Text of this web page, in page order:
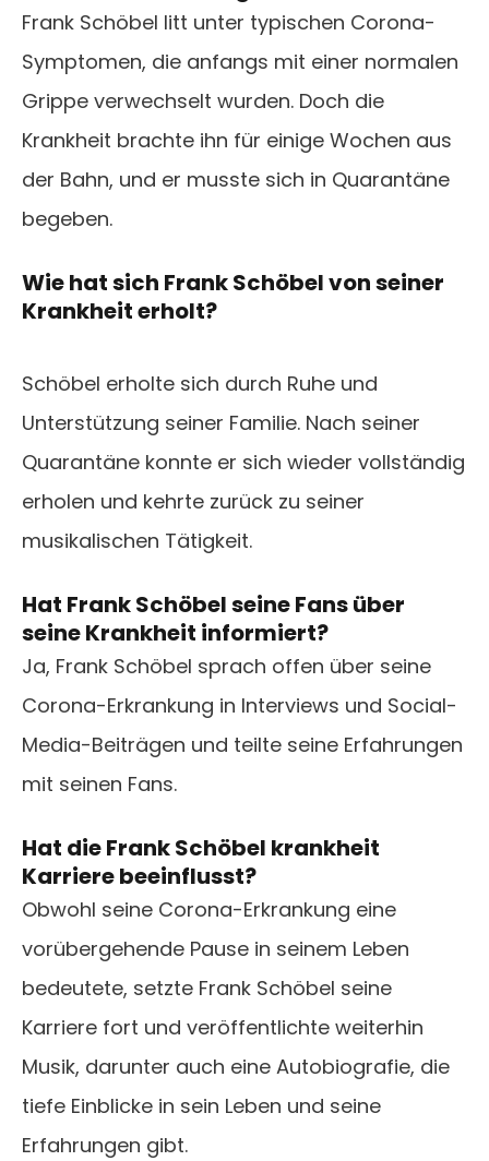
Frank Schöbel litt unter typischen Corona-
Symptomen, die anfangs mit einer normalen
Grippe verwechselt wurden. Doch die
Krankheit brachte ihn für einige Wochen aus
der Bahn, und er musste sich in Quarantäne
begeben.
Wie hat sich Frank Schöbel von seiner
Krankheit erholt?
Schöbel erholte sich durch Ruhe und
Unterstützung seiner Familie. Nach seiner
Quarantäne konnte er sich wieder vollständig
erholen und kehrte zurück zu seiner
musikalischen Tätigkeit.
Hat Frank Schöbel seine Fans über
seine Krankheit informiert?
Ja, Frank Schöbel sprach offen über seine
Corona-Erkrankung in Interviews und Social-
Media-Beiträgen und teilte seine Erfahrungen
mit seinen Fans.
Hat die Frank Schöbel krankheit
Karriere beeinflusst?
Obwohl seine Corona-Erkrankung eine
vorübergehende Pause in seinem Leben
bedeutete, setzte Frank Schöbel seine
Karriere fort und veröffentlichte weiterhin
Musik, darunter auch eine Autobiografie, die
tiefe Einblicke in sein Leben und seine
Erfahrungen gibt.